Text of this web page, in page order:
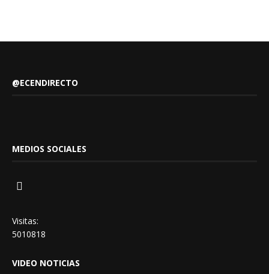
@ECENDIRECTO
MEDIOS SOCIALES
Visitas:
5010818
VIDEO NOTICIAS